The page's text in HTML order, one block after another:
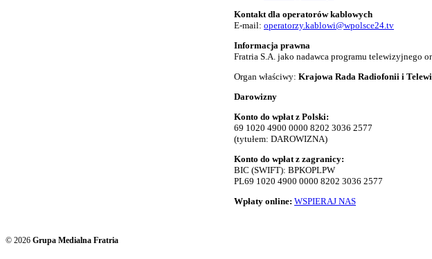
Kontakt dla operatorów kablowych
E-mail: operatorzy.kablowi@wpolsce24.tv
Informacja prawna
Fratria S.A. jako nadawca programu telewizyjnego
Organ właściwy: Krajowa Rada Radiofonii i
Darowizny
Konto do wpłat z Polski:
69 1020 4900 0000 8202 3036 2577
(tytułem: DAROWIZNA)
Konto do wpłat z zagranicy:
BIC (SWIFT): BPKOPLPW
PL69 1020 4900 0000 8202 3036 2577
Wpłaty online: WSPIERAJ NAS
© 2026 Grupa Medialna Fratria